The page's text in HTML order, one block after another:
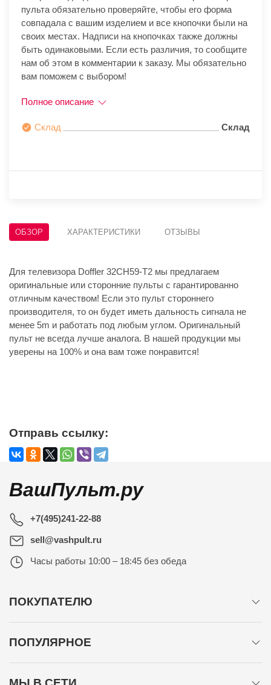
пульта обязательно проверяйте, чтобы его форма
совпадала с вашим изделием и все кнопочки были на
своих местах. Надписи на кнопочках также должны
быть одинаковыми. Если есть различия, то сообщите
нам об этом в комментарии к заказу. Мы обязательно
вам поможем с выбором!
Полное описание
Склад Склад
ОБЗОР ХАРАКТЕРИСТИКИ ОТЗЫВЫ
Для телевизора Doffler 32CH59-T2 мы предлагаем
оригинальные или сторонние пульты с гарантированно
отличным качеством! Если это пульт стороннего
производителя, то он будет иметь дальность сигнала не
менее 5m и работать под любым углом. Оригинальный
пульт не всегда лучше аналога. В нашей продукции мы
уверены на 100% и она вам тоже понравится!
Отправь ссылку:
ВашПульт.ру
+7(495)241-22-88
sell@vashpult.ru
Часы работы 10:00 – 18:45 без обеда
ПОКУПАТЕЛЮ
ПОПУЛЯРНОЕ